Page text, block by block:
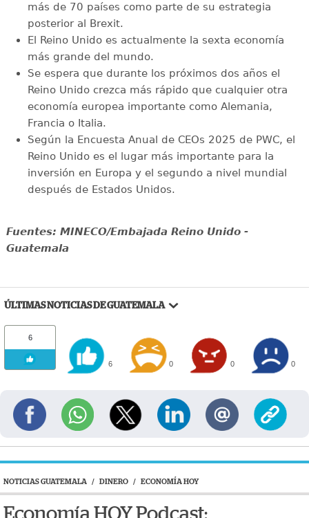
más de 70 países como parte de su estrategia
posterior al Brexit.
El Reino Unido es actualmente la sexta economía
más grande del mundo.
Se espera que durante los próximos dos años el
Reino Unido crezca más rápido que cualquier otra
economía europea importante como Alemania,
Francia o Italia.
Según la Encuesta Anual de CEOs 2025 de PWC, el
Reino Unido es el lugar más importante para la
inversión en Europa y el segundo a nivel mundial
después de Estados Unidos.
Fuentes: MINECO/Embajada Reino Unido -
Guatemala
ÚLTIMAS NOTICIAS DE GUATEMALA
6
6 0 0 0
NOTICIAS GUATEMALA / DINERO / ECONOMÍA HOY
Economía HOY Podcast: